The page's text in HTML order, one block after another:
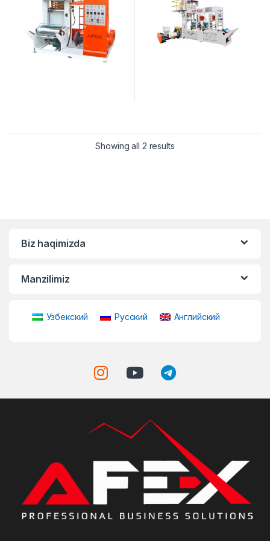
Showing all 2 results
Biz haqimizda
Manzilimiz
Узбекский Русский Английский